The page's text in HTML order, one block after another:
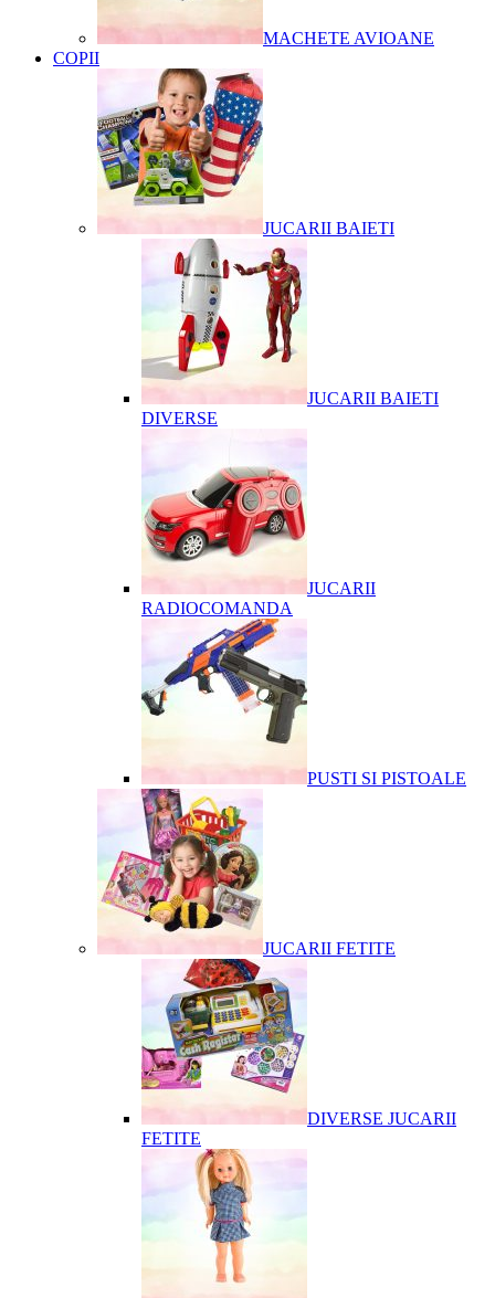
MACHETE AVIOANE
COPII
JUCARII BAIETI
JUCARII BAIETI
DIVERSE
JUCARII
RADIOCOMANDA
PUSTI SI PISTOALE
JUCARII FETITE
DIVERSE JUCARII
FETITE